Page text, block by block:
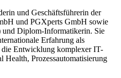
und Geschäftsführerin der
und PGXperts GmbH sowie
Diplom-Informatikerin. Sie
Erfahrung als
Entwicklung komplexer IT-
Health, Prozessautomatisierung